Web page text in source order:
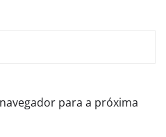
para a próxima